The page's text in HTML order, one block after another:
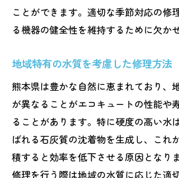
ことができます。適切な季節対応の修
る機器の健全性を維持するために欠か
地域特有の水質を考慮した修理方法
熊本県は豊かな自然に恵まれており、
が異なることがエコキュートの性能や
ることがあります。特に硬度の高い水
ばれる石灰質の沈着物を生成し、これ
積すると効率を低下させる原因となり
修理を行う際は地域の水質に応じた適